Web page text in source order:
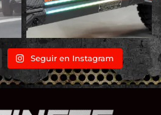
Seguir en Instagram